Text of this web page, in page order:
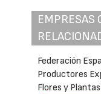
EMPRESAS
Federación
Productores
Flores y